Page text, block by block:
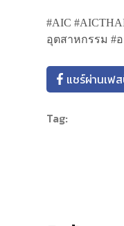
#AIC
อุตสาหกรรม #
แชร์ผ่านเฟ
Tag: